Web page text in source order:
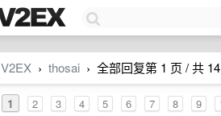
V2EX › thosai › 全部回复第 1 页 / 共
1 2 3 4 5 6 7 8 9